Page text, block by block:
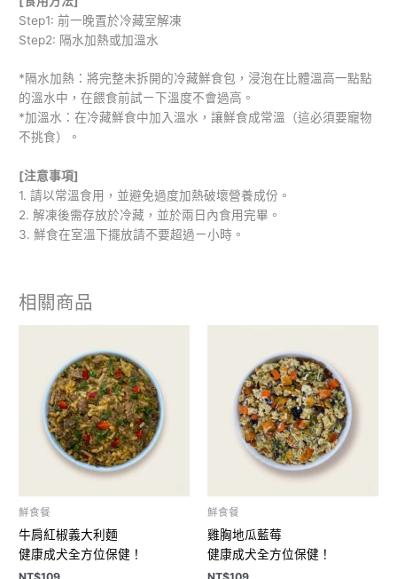
Step1: 前一晚置於冷藏室解凍
Step2: 隔水加熱或加溫水
*隔水加熱：將完整未拆開的冷藏鮮食包，浸泡在比體溫高一點點
的溫水中，在餵食前試ㄧ下溫度不會過高。
*加溫水：在冷藏鮮食中加入溫水，讓鮮食成常溫（這必須要寵物
不挑食）。
[注意事項]
1. 請以常溫食用，並避免過度加熱破壞營養成份。
2. 解凍後需存放於冷藏，並於兩日內食用完畢。
3. 鮮食在室溫下擺放請不要超過ㄧ小時。
相關商品
鮮食餐
牛肩紅椒義大利麵
健康成犬全方位保健！
鮮食餐
雞胸地瓜藍莓
健康成犬全方位保健！